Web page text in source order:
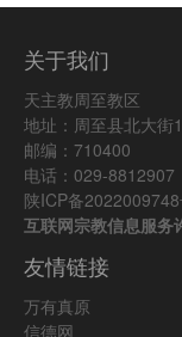
关于我们
天主教周至教区
地址：周至县北大街
邮编：710400
电话：029-8812907
陕ICP备2022009748
互联网宗教信息服务
友情链接
万有真原
信德网